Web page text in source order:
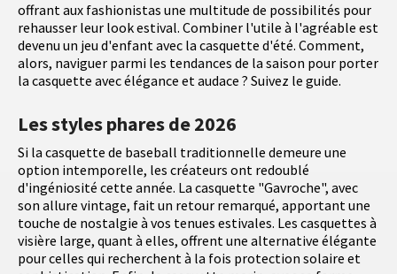
offrant aux fashionistas une multitude de possibilités pour
rehausser leur look estival. Combiner l'utile à l'agréable est
devenu un jeu d'enfant avec la casquette d'été. Comment,
alors, naviguer parmi les tendances de la saison pour porter
la casquette avec élégance et audace ? Suivez le guide.
Les styles phares de 2026
Si la casquette de baseball traditionnelle demeure une
option intemporelle, les créateurs ont redoublé
d'ingéniosité cette année. La casquette "Gavroche", avec
son allure vintage, fait un retour remarqué, apportant une
touche de nostalgie à vos tenues estivales. Les casquettes à
visière large, quant à elles, offrent une alternative élégante
pour celles qui recherchent à la fois protection solaire et